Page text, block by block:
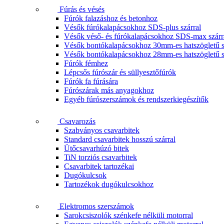
Fúrás és vésés
Fúrók falazáshoz és betonhoz
Vésők fúrókalapácsokhoz SDS-plus szárral
Vésők véső- és fúrókalapácsokhoz SDS-max
Vésők bontókalapácsokhoz 30mm-es hatszögletű
Vésők bontókalapácsokhoz 28mm-es hatszögletű
Fúrók fémhez
Lépcsős fúrószár és süllyesztőfúrók
Fúrók fa fúrására
Fúrószárak más anyagokhoz
Egyéb fúrószerszámok és rendszerkiegészítők
Csavarozás
Szabványos csavarbitek
Standard csavarbitek hosszú szárral
Ütőcsavarhúzó bitek
TiN torziós csavarbitek
Csavarbitek tartozékai
Dugókulcsok
Tartozékok dugókulcsokhoz
Elektromos szerszámok
Sarokcsiszolók szénkefe nélküli motorral